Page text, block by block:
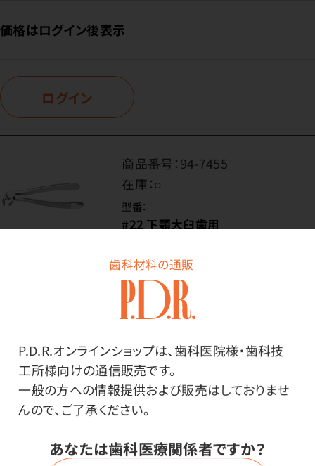
歯科材料の通販
P.D.R.オンラインショップは、歯科医院様・歯科技
工所様向けの通信販売です。
一般の方への情報提供および販売はしておりませ
んので、ご了承ください。
あなたは歯科医療関係者ですか？
価格はログイン後表示
ログイン
商品番号：94-7455
在庫：○
型番：
#22 下顎大臼歯用
1本
価格はログイン後表示
ログイン
商品番号：94-4429